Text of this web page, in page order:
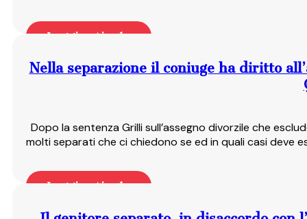
Leggi articolo
Nella separazione il coniuge ha diritto
Dopo la sentenza Grilli sull’assegno divorzile che
molti separati che ci chiedono se ed in quali casi deve
Leggi articolo